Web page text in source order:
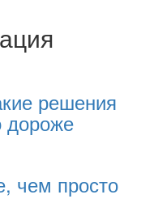
решения
дороже
чем просто